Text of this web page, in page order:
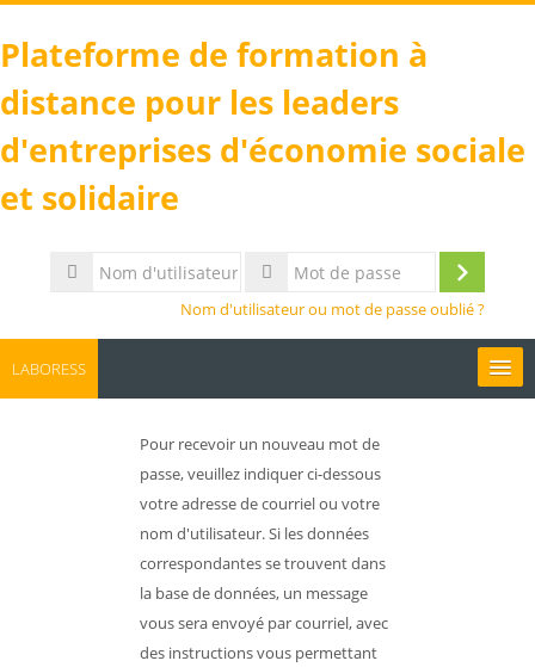
Plateforme de formation à
distance pour les leaders
d'entreprises d'économie sociale
et solidaire
Nom
d'utilisateur
Nom d'utilisateur ou mot de passe oublié ?
LABORESS
Rechercher
des
Pour recevoir un nouveau mot de
passe, veuillez indiquer ci-dessous
votre adresse de courriel ou votre
nom d'utilisateur. Si les données
correspondantes se trouvent dans
la base de données, un message
vous sera envoyé par courriel, avec
des instructions vous permettant